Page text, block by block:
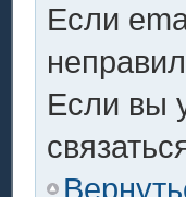
Если
Если вы